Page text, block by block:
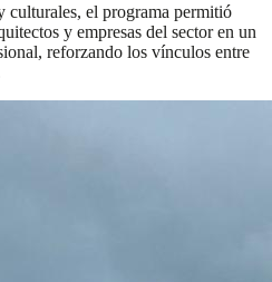
culturales, el programa permitió
y empresas del sector en un
reforzando los vínculos entre